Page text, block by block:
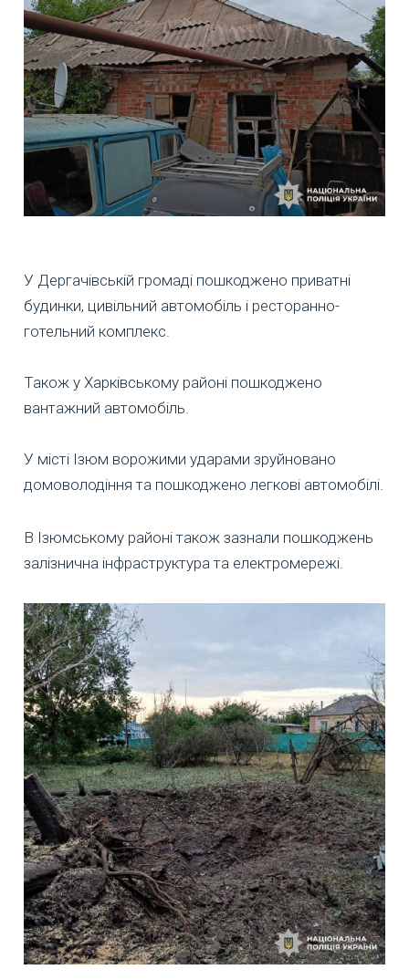
У Дергачівській громаді пошкоджено приватні
будинки, цивільний автомобіль і ресторанно-
готельний комплекс.
Також у Харківському районі пошкоджено
вантажний автомобіль.
У місті Ізюм ворожими ударами зруйновано
домоволодіння та пошкоджено легкові автомобілі.
В Ізюмському районі також зазнали пошкоджень
залізнична інфраструктура та електромережі.